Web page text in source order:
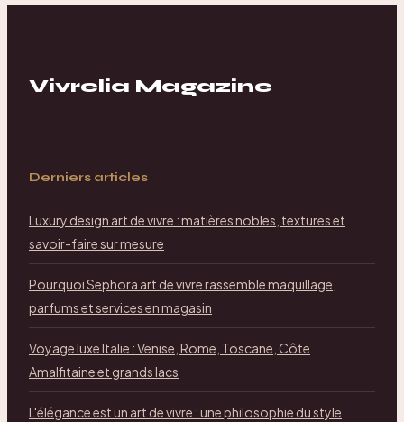
Vivrelia Magazine
Derniers articles
Luxury design art de vivre : matières nobles, textures et
savoir-faire sur mesure
Pourquoi Sephora art de vivre rassemble maquillage,
parfums et services en magasin
Voyage luxe Italie : Venise, Rome, Toscane, Côte
Amalfitaine et grands lacs
L'élégance est un art de vivre : une philosophie du style